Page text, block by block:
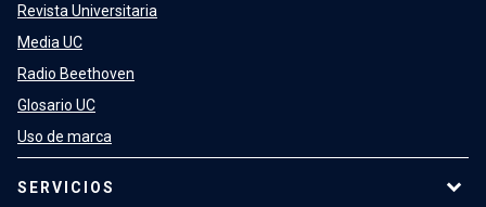
Revista Universitaria
Media UC
Radio Beethoven
Glosario UC
Uso de marca
SERVICIOS